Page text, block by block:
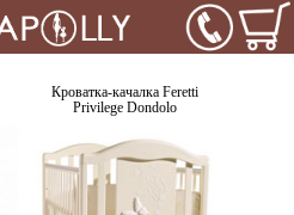
Кроватка-качалка Feretti
Privilege Dondolo